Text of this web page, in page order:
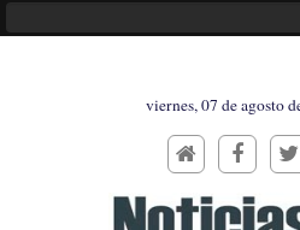
viernes, 07 de agosto